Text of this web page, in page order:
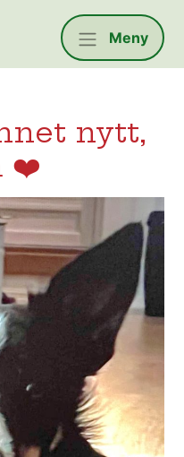
Solplassen
Meny
nytt,
❤️